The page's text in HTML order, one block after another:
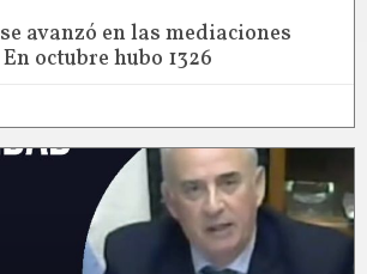
avanzó en las mediaciones
octubre hubo 1326